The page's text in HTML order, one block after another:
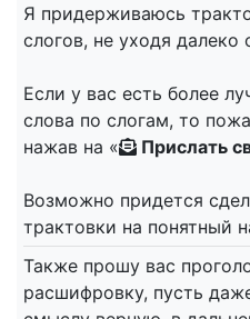
Я придерживаюсь
слогов, не уходя далеко
Если у вас есть более
слова по слогам, то
нажав на «
Прислать
Возможно придется
трактовки на понятный
Также прошу вас
расшифровку, пусть